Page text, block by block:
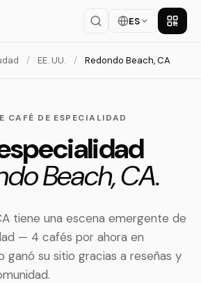
ES
/ EE. UU. / Redondo Beach, CA
CAFÉ DE ESPECIALIDAD
Beach, CA.
tiene una escena emergente de
— 4 cafés por ahora en
ganó su sitio gracias a reseñas y